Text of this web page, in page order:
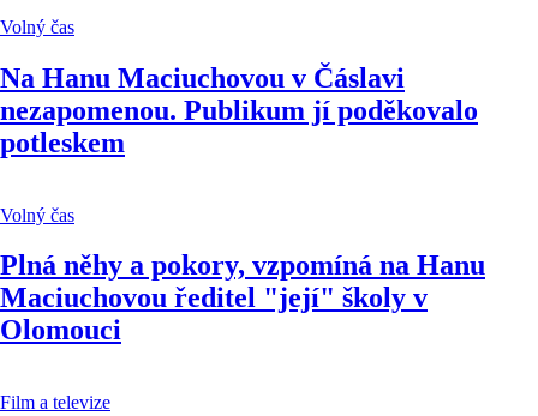
Volný čas
Na Hanu Maciuchovou v Čáslavi
nezapomenou. Publikum jí poděkovalo
potleskem
Volný čas
Plná něhy a pokory, vzpomíná na Hanu
Maciuchovou ředitel "její" školy v
Olomouci
Film a televize